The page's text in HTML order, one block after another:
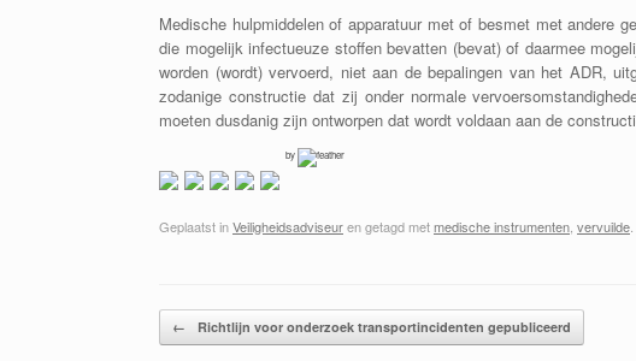
Medische hulpmiddelen of apparatuur met of besmet met andere
die mogelijk infectueuze stoffen bevatten (bevat) of daarmee
worden (wordt) vervoerd, niet aan de bepalingen van het ADR,
zodanige constructie dat zij onder normale
moeten dusdanig zijn ontworpen dat wordt voldaan aan de
by
Geplaatst inVeiligheidsadviseuren getagd metmedische instrumenten vervuilde
Bericht navigatie
← Richtlijn voor onderzoek transportincidenten gepubliceerd